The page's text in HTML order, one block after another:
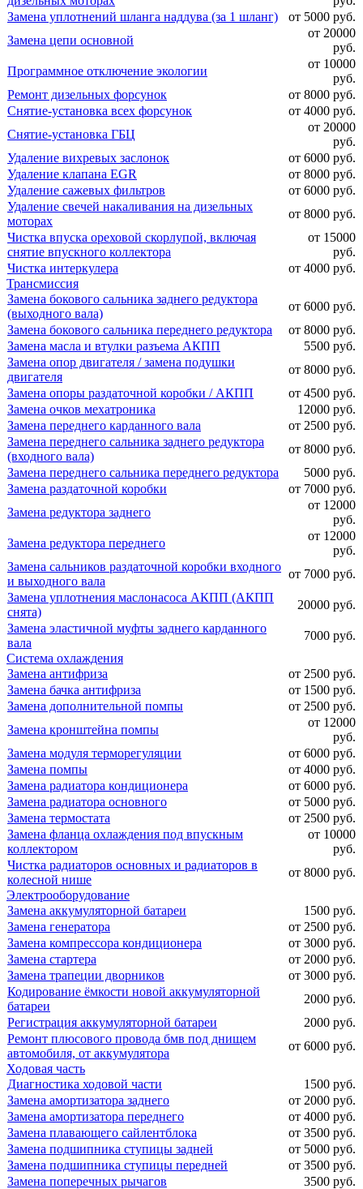
Замена уплотнений шланга наддува (за 1 шланг)
от 5000 руб.
Замена цепи основной
от 20000
руб.
Программное отключение экологии
от 10000
руб.
Ремонт дизельных форсунок
от 8000 руб.
Снятие-установка всех форсунок
от 4000 руб.
Снятие-установка ГБЦ
от 20000
руб.
Удаление вихревых заслонок
от 6000 руб.
Удаление клапана EGR
от 8000 руб.
Удаление сажевых фильтров
от 6000 руб.
Удаление свечей накаливания на дизельных
моторах
от 8000 руб.
Чистка впуска ореховой скорлупой, включая
снятие впускного коллектора
от 15000
руб.
Чистка интеркулера
от 4000 руб.
Трансмиссия
Замена бокового сальника заднего редуктора
(выходного вала)
от 6000 руб.
Замена бокового сальника переднего редуктора
от 8000 руб.
Замена масла и втулки разъема АКПП
5500 руб.
Замена опор двигателя / замена подушки
двигателя
от 8000 руб.
Замена опоры раздаточной коробки / АКПП
от 4500 руб.
Замена очков мехатроника
12000 руб.
Замена переднего карданного вала
от 2500 руб.
Замена переднего сальника заднего редуктора
(входного вала)
от 8000 руб.
Замена переднего сальника переднего редуктора
5000 руб.
Замена раздаточной коробки
от 7000 руб.
Замена редуктора заднего
от 12000
руб.
Замена редуктора переднего
от 12000
руб.
Замена сальников раздаточной коробки входного
и выходного вала
от 7000 руб.
Замена уплотнения маслонасоса АКПП (АКПП
снята)
20000 руб.
Замена эластичной муфты заднего карданного
вала
7000 руб.
Система охлаждения
Замена антифриза
от 2500 руб.
Замена бачка антифриза
от 1500 руб.
Замена дополнительной помпы
от 2500 руб.
Замена кронштейна помпы
от 12000
руб.
Замена модуля терморегуляции
от 6000 руб.
Замена помпы
от 4000 руб.
Замена радиатора кондиционера
от 6000 руб.
Замена радиатора основного
от 5000 руб.
Замена термостата
от 2500 руб.
Замена фланца охлаждения под впускным
коллектором
от 10000
руб.
Чистка радиаторов основных и радиаторов в
колесной нише
от 8000 руб.
Электрооборудование
Замена аккумуляторной батареи
1500 руб.
Замена генератора
от 2500 руб.
Замена компрессора кондиционера
от 3000 руб.
Замена стартера
от 2000 руб.
Замена трапеции дворников
от 3000 руб.
Кодирование ёмкости новой аккумуляторной
батареи
2000 руб.
Регистрация аккумуляторной батареи
2000 руб.
Ремонт плюсового провода бмв под днищем
автомобиля, от аккумулятора
от 6000 руб.
Ходовая часть
Диагностика ходовой части
1500 руб.
Замена амортизатора заднего
от 2000 руб.
Замена амортизатора переднего
от 4000 руб.
Замена плавающего сайлентблока
от 3500 руб.
Замена подшипника ступицы задней
от 5000 руб.
Замена подшипника ступицы передней
от 3500 руб.
Замена поперечных рычагов
3500 руб.